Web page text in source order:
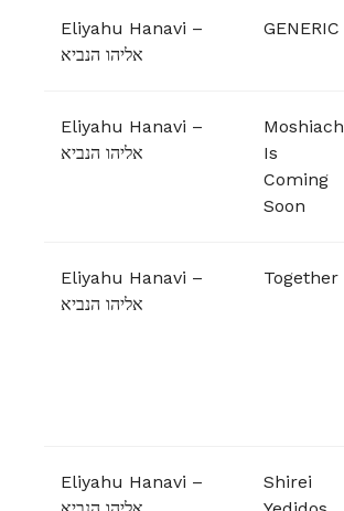
Eliyahu Hanavi –
אליהו הנביא
GENERIC
Eliyahu Hanavi –
אליהו הנביא
Moshiach
Is
Coming
Soon
Eliyahu Hanavi –
אליהו הנביא
Together
Eliyahu Hanavi –
Shirei